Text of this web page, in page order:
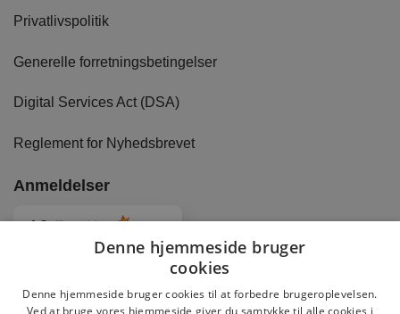
Privatlivspolitik
Generelle forretningsbetingelser
Digital Services Act (DSA)
Reglement for Nyhedsbrevet
Anmeldelser
4.8
Denne hjemmeside bruger
cookies
Denne hjemmeside bruger cookies til at forbedre brugeroplevelsen.
Ved at bruge vores hjemmeside giver du samtykke til alle cookies i